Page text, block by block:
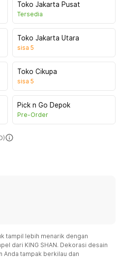
Toko Jakarta Pusat
Tersedia
Toko Jakarta Utara
sisa 5
Toko Cikupa
sisa 5
Pick n Go Depok
Pre-Order
tampil lebih menarik dengan
dari KING SHAN. Dekorasi desain
Anda tampak berkilau dan